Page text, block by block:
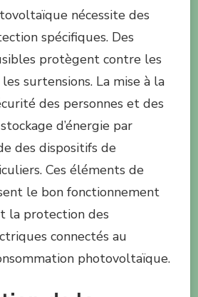
nécessite des
spécifiques. Des
protègent contre les
surtensions. La mise à la
des personnes et des
d’énergie par
des dispositifs de
Ces éléments de
le bon fonctionnement
la protection des
connectés au
photovoltaïque.